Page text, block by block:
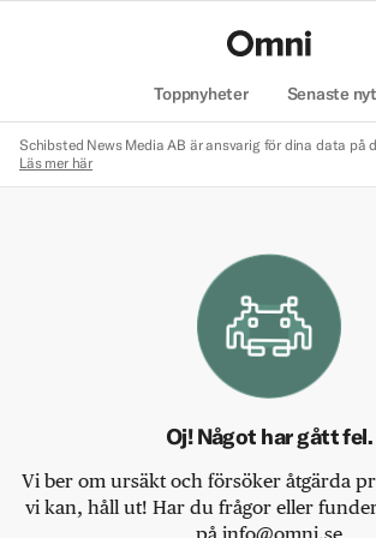
Toppnyheter Senaste
Schibsted News Media AB är ansvarig för dina data på
Läs mer här
Oj! Något har gått fel.
Vi ber om ursäkt och försöker åtgärda
vi kan, håll ut! Har du frågor eller